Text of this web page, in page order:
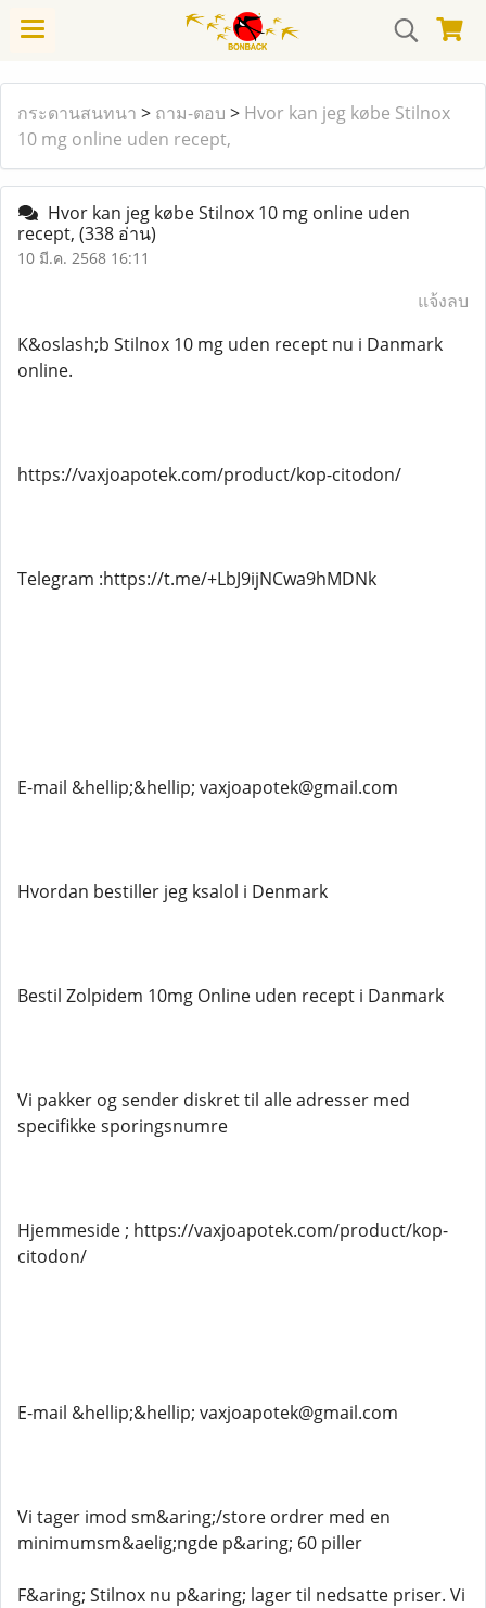
กระดานสนทนา > ถาม-ตอบ > Hvor kan jeg købe Stilnox
10 mg online uden recept,
Hvor kan jeg købe Stilnox 10 mg online uden
recept, (338 อ่าน)
10 มี.ค. 2568 16:11
แจ้งลบ
K&oslash;b Stilnox 10 mg uden recept nu i Danmark
online.
https://vaxjoapotek.com/product/kop-citodon/
Telegram :https://t.me/+LbJ9ijNCwa9hMDNk
E-mail &hellip;&hellip; vaxjoapotek@gmail.com
Hvordan bestiller jeg ksalol i Denmark
Bestil Zolpidem 10mg Online uden recept i Danmark
Vi pakker og sender diskret til alle adresser med
specifikke sporingsnumre
Hjemmeside ; https://vaxjoapotek.com/product/kop-
citodon/
E-mail &hellip;&hellip; vaxjoapotek@gmail.com
Vi tager imod sm&aring;/store ordrer med en
minimumsm&aelig;ngde p&aring; 60 piller
F&aring; Stilnox nu p&aring; lager til nedsatte priser. Vi